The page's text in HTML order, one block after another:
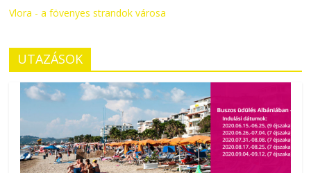
Vlora - a fövenyes strandok városa
UTAZÁSOK